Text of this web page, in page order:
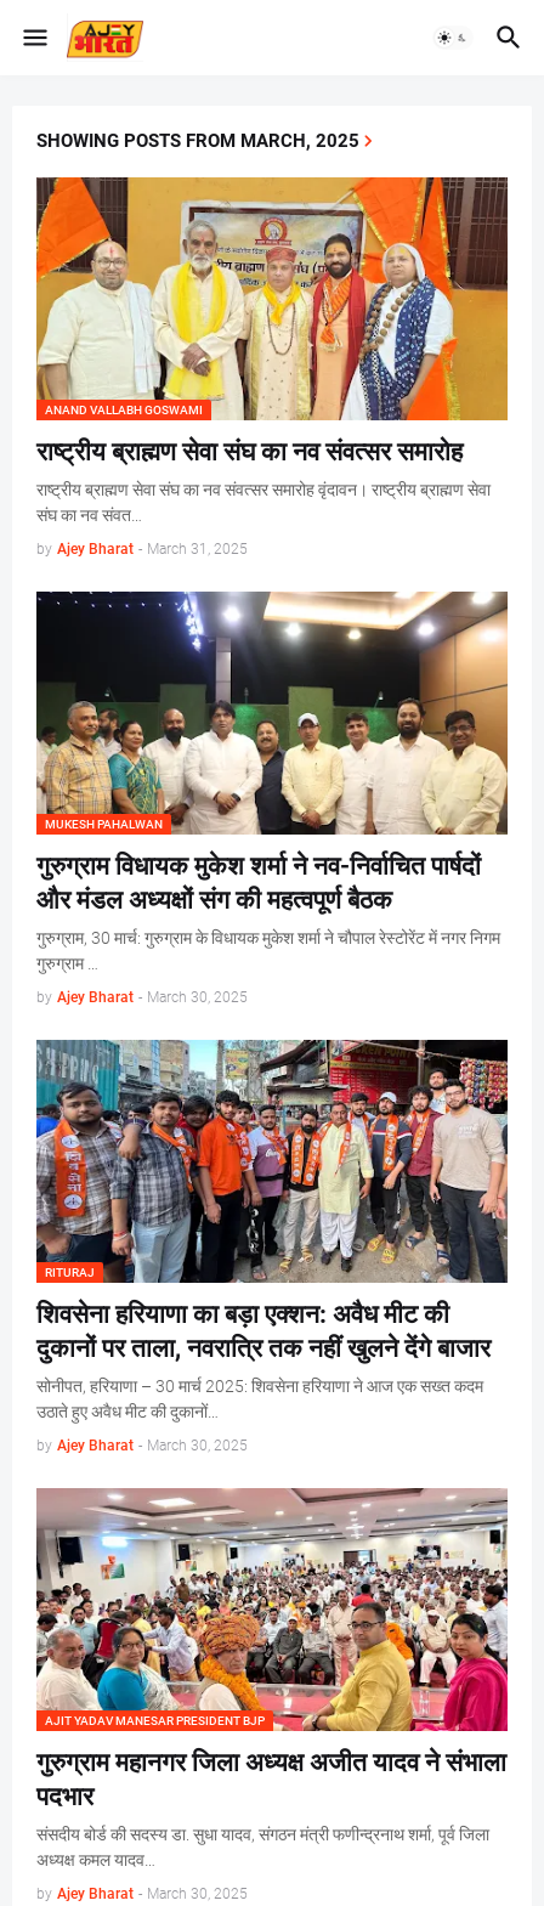
SHOWING POSTS FROM MARCH, 2025
ANAND VALLABH GOSWAMI
राष्ट्रीय ब्राह्मण सेवा संघ का नव संवत्सर समारोह
राष्ट्रीय ब्राह्मण सेवा संघ का नव संवत्सर समारोह वृंदावन। राष्ट्रीय ब्राह्मण सेवा
संघ का नव संवत…
by Ajey Bharat - March 31, 2025
MUKESH PAHALWAN
गुरुग्राम विधायक मुकेश शर्मा ने नव-निर्वाचित पार्षदों
और मंडल अध्यक्षों संग की महत्वपूर्ण बैठक
गुरुग्राम, 30 मार्च: गुरुग्राम के विधायक मुकेश शर्मा ने चौपाल रेस्टोरेंट में नगर निगम
गुरुग्राम …
by Ajey Bharat - March 30, 2025
RITURAJ
शिवसेना हरियाणा का बड़ा एक्शन: अवैध मीट की
दुकानों पर ताला, नवरात्रि तक नहीं खुलने देंगे बाजार
सोनीपत, हरियाणा – 30 मार्च 2025: शिवसेना हरियाणा ने आज एक सख्त कदम
उठाते हुए अवैध मीट की दुकानों…
by Ajey Bharat - March 30, 2025
AJIT YADAV MANESAR PRESIDENT BJP
गुरुग्राम महानगर जिला अध्यक्ष अजीत यादव ने संभाला
पदभार
संसदीय बोर्ड की सदस्य डा. सुधा यादव, संगठन मंत्री फणीन्द्रनाथ शर्मा, पूर्व जिला
अध्यक्ष कमल यादव…
by Ajey Bharat - March 30, 2025